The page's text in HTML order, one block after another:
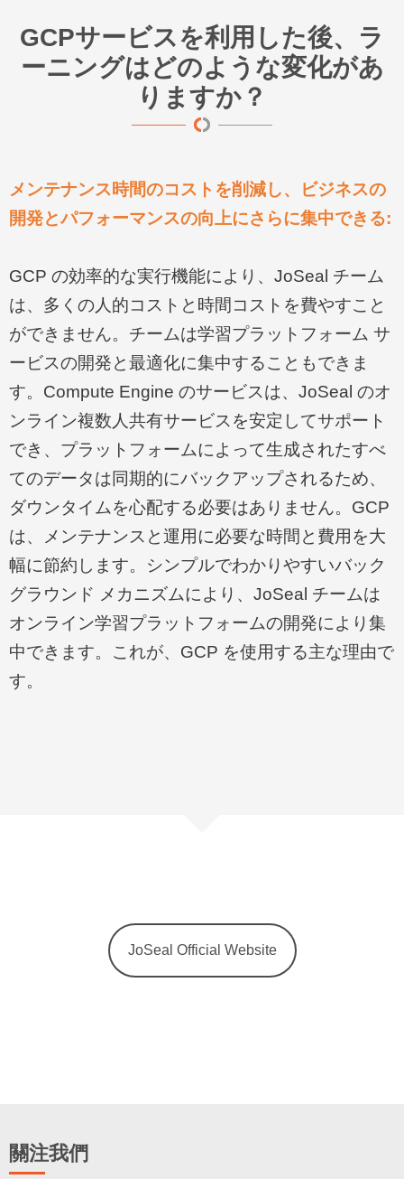
GCPサービスを利用した後、ラ
ーニングはどのような変化があ
りますか？
メンテナンス時間のコストを削減し、ビジネスの
開発とパフォーマンスの向上にさらに集中できる:
GCP の効率的な実行機能により、 JoSeal チーム
は、多くの人的コストと時間コストを費やすこと
ができません。チームは学習プラットフォーム サ
ービスの開発と最適化に集中することもできま
す。 Compute Engine のサービスは、 JoSeal のオ
ンライン複数人共有サービスを安定してサポート
でき、プラットフォームによって生成されたすべ
てのデータは同期的にバックアップされるため、
ダウンタイムを心配する必要はありません。 GCP
は、メンテナンスと運用に必要な時間と費用を大
幅に節約します。シンプルでわかりやすいバック
グラウンド メカニズムにより、 JoSeal チームは
オンライン学習プラットフォームの開発により集
中できます。これが、 GCP を使用する主な理由で
す。
JoSeal Official Website
關注我們